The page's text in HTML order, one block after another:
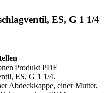
ES, G 1 1/4
Produkt PDF
ES, G 1 1/4.
Abdeckkappe, einer Mutter,